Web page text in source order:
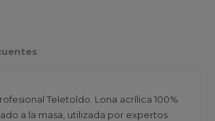
Teletoldo. Lona acrílica 100%
a la masa, utilizada por expertos